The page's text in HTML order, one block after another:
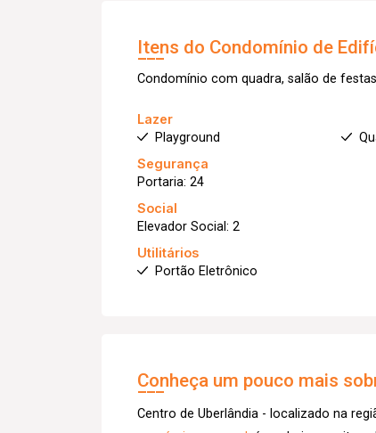
Itens do Condomínio de
Condomínio com quadra, salão de
Lazer
Playground
Segurança
Portaria: 24
Social
Elevador Social: 2
Utilitários
Portão Eletrônico
Conheça um pouco mais
Centro de Uberlândia - localizado na